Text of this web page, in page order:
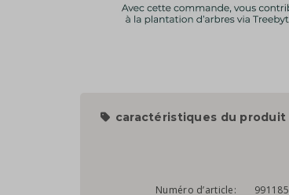
caractéristiques du produit
Numéro d’article:
991185